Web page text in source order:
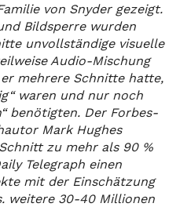
von Snyder gezeigt.
Bildsperre wurden
unvollständige visuelle
Audio-Mischung
mehrere Schnitte hatte,
waren und nur noch
benötigten. Der Forbes-
Mark Hughes
zu mehr als 90 %
Telegraph einen
mit der Einschätzung
weitere 30-40 Millionen